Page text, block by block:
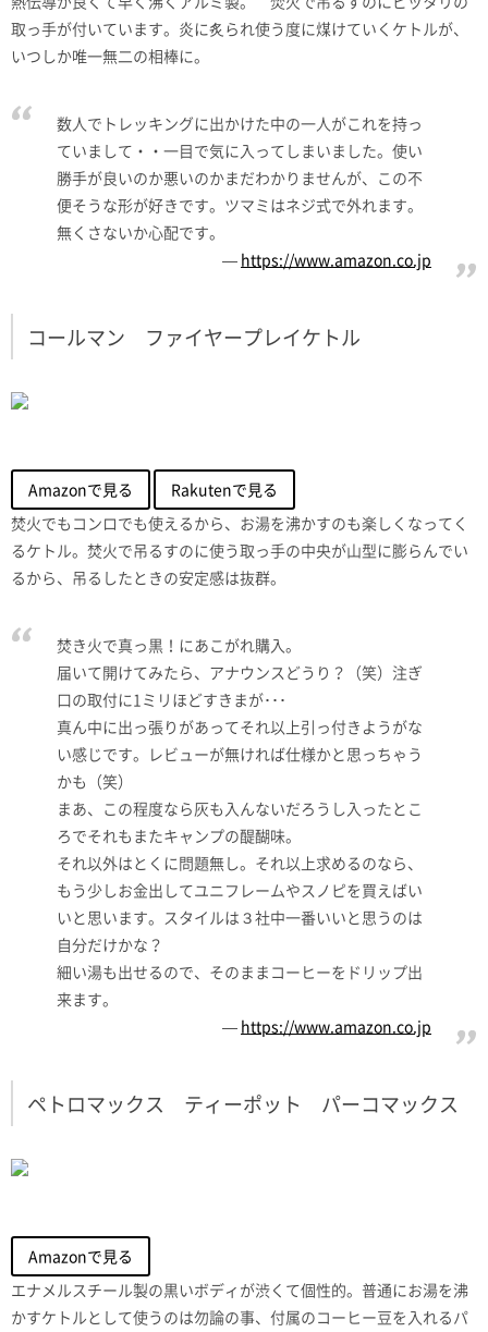
取っ手が付いています。炎に炙られ使う度に煤けていくケトルが、
いつしか唯一無二の相棒に。
数人でトレッキングに出かけた中の一人がこれを持っ
ていまして・・一目で気に入ってしまいました。使い
勝手が良いのか悪いのかまだわかりませんが、この不
便そうな形が好きです。ツマミはネジ式で外れます。
無くさないか心配です。
https://www.amazon.co.jp
コールマン ファイヤープレイケトル
Amazonで見る
Rakutenで見る
焚火でもコンロでも使えるから、お湯を沸かすのも楽しくなってく
るケトル。焚火で吊るすのに使う取っ手の中央が山型に膨らんでい
るから、吊るしたときの安定感は抜群。
焚き火で真っ黒！にあこがれ購入。
届いて開けてみたら、アナウンスどうり？（笑）注ぎ
口の取付に1ミリほどすきまが･･･
真ん中に出っ張りがあってそれ以上引っ付きようがな
い感じです。レビューが無ければ仕様かと思っちゃう
かも（笑）
まあ、この程度なら灰も入んないだろうし入ったとこ
ろでそれもまたキャンプの醍醐味。
それ以外はとくに問題無し。それ以上求めるのなら、
もう少しお金出してユニフレームやスノピを買えばい
いと思います。スタイルは３社中一番いいと思うのは
自分だけかな？
細い湯も出せるので、そのままコーヒーをドリップ出
来ます。
https://www.amazon.co.jp
ペトロマックス ティーポット パーコマックス
Amazonで見る
エナメルスチール製の黒いボディが渋くて個性的。普通にお湯を沸
かすケトルとして使うのは勿論の事、付属のコーヒー豆を入れるパ